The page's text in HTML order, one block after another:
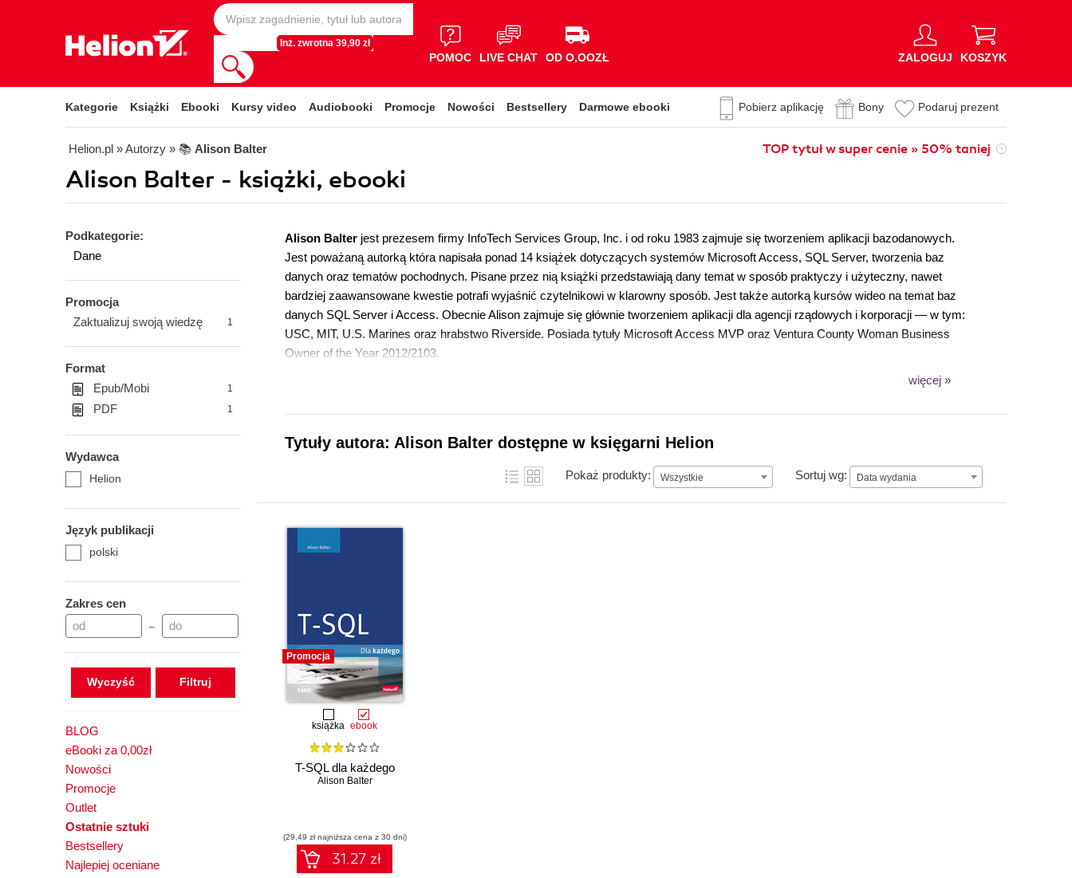
Inż. zwrotna 39,90 zł
POMOC LIVE CHAT OD O,OOZŁ ZALOGUJ KOSZYK
Kategorie Książki Ebooki Kursy video Audiobooki Promocje Nowości Bestsellery Darmowe ebooki Pobierz aplikację Bony Podaruj prezent
Helion.pl » Autorzy » 📚 Alison Balter TOP tytuł w super cenie » 50% taniej
Alison Balter - książki, ebooki
Podkategorie:
Dane
Promocja
Zaktualizuj swoją wiedzę
1
Format
Epub/Mobi
1
PDF 1
Wydawca
Helion
Język publikacji
polski
Zakres cen
–
Wyczyść
BLOG
eBooki za 0,00zł
Nowości
Promocje
Outlet
Ostatnie sztuki
Bestsellery
Najlepiej oceniane
Alison Balter jest prezesem firmy InfoTech Services Group, Inc. i od roku 1983 zajmuje się tworzeniem aplikacji bazodanowych.
Jest poważaną autorką która napisała ponad 14 książek dotyczących systemów Microsoft Access, SQL Server, tworzenia baz
danych oraz tematów pochodnych. Pisane przez nią książki przedstawiają dany temat w sposób praktyczy i użyteczny, nawet
bardziej zaawansowane kwestie potrafi wyjaśnić czytelnikowi w klarowny sposób. Jest także autorką kursów wideo na temat baz
danych SQL Server i Access. Obecnie Alison zajmuje się głównie tworzeniem aplikacji dla agencji rządowych i korporacji — w tym:
USC, MIT, U.S. Marines oraz hrabstwo Riverside. Posiada tytuły Microsoft Access MVP oraz Ventura County Woman Business
Owner of the Year 2012/2103.
więcej »
Tytuły autora: Alison Balter dostępne w księgarni Helion
Pokaż produkty: Wszystkie Sortuj wg: Data wydania
Data wydania
Promocja
książka ebook
T-SQL dla każdego
Alison Balter
(29,49 zł najniższa cena z 30 dni)
31.27 zł